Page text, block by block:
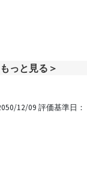
もっと見る＞
12/09 評価基準日：